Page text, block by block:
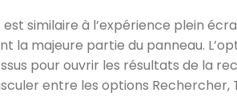
similaire à l’expérience plein
la majeure partie du panneau.
pour ouvrir les résultats de la
entre les options Rechercher,